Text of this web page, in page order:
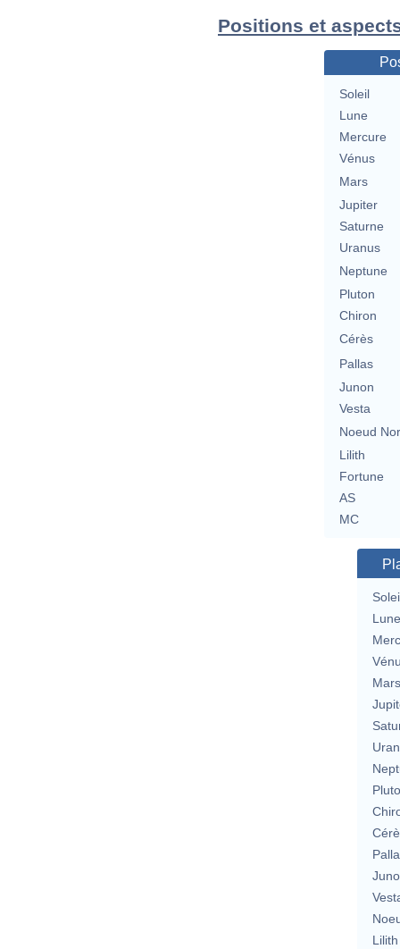
Positions et
Soleil
Lune
Mercure
Vénus
Mars
Jupiter
Saturne
Uranus
Neptune
Pluton
Chiron
Cérès
Pallas
Junon
Vesta
Noeud
Lilith
Fortune
AS
MC
Lune
Mars
Lilith